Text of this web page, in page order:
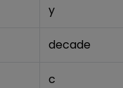
y
decade
c